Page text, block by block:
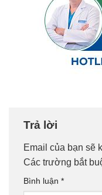
Trả lời
Email của bạn sẽ
Các trường bắt
Bình luận *